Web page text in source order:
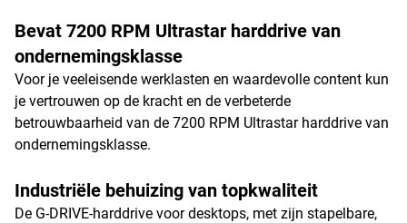
Bevat 7200 RPM Ultrastar harddrive van
ondernemingsklasse
Voor je veeleisende werklasten en waardevolle content kun
je vertrouwen op de kracht en de verbeterde
betrouwbaarheid van de 7200 RPM Ultrastar harddrive van
ondernemingsklasse.
Industriële behuizing van topkwaliteit
De G-DRIVE-harddrive voor desktops, met zijn stapelbare,